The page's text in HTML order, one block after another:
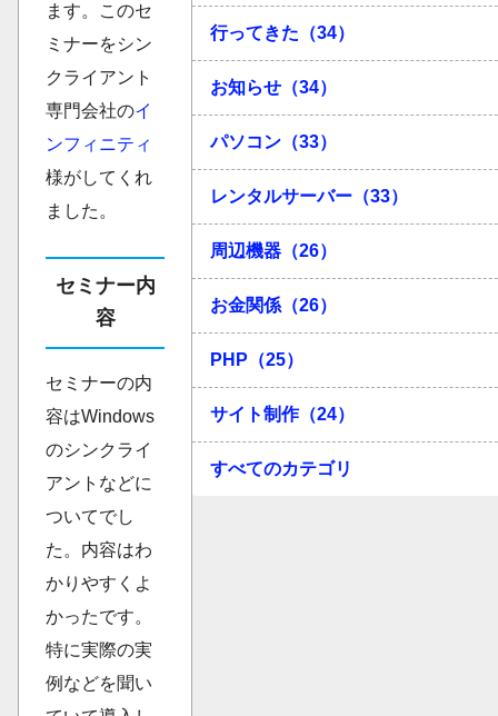
ます。このセ
ミナーをシン
クライアント
専門会社のイ
ンフィニティ
様がしてくれ
ました。
セミナー内
容
セミナーの内
容はWindows
のシンクライ
アントなどに
ついてでし
た。内容はわ
かりやすくよ
かったです。
特に実際の実
例などを聞い
行ってきた（34）
お知らせ（34）
パソコン（33）
レンタルサーバー（33）
周辺機器（26）
お金関係（26）
PHP（25）
サイト制作（24）
すべてのカテゴリ